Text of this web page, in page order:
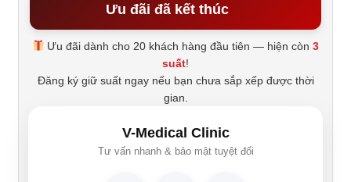
Ưu đãi đã kết thúc
Ưu đãi dành cho 20 khách hàng đầu tiên — hiện còn3
suất!
Đăng ký giữ suất ngay nếu bạn chưa sắp xếp được thời
gian.
V-Medical Clinic
Tư vấn nhanh & bảo mật tuyệt đối